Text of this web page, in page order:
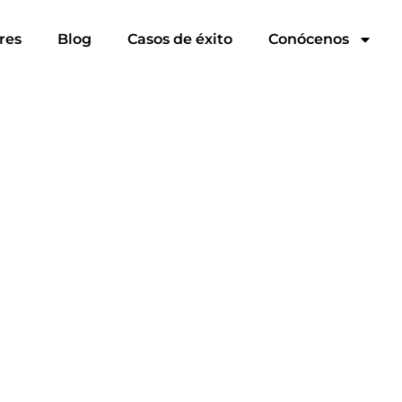
Blog Casos de éxito Conócenos